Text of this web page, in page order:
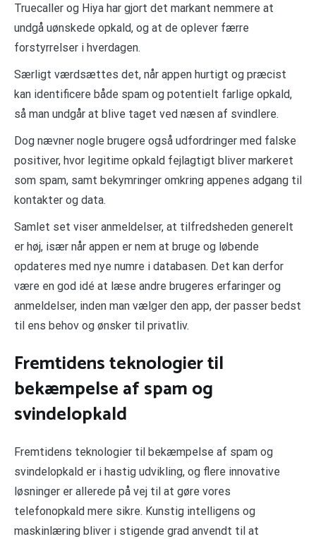
Truecaller og Hiya har gjort det markant nemmere at
undgå uønskede opkald, og at de oplever færre
forstyrrelser i hverdagen.
Særligt værdsættes det, når appen hurtigt og præcist
kan identificere både spam og potentielt farlige opkald,
så man undgår at blive taget ved næsen af svindlere.
Dog nævner nogle brugere også udfordringer med falske
positiver, hvor legitime opkald fejlagtigt bliver markeret
som spam, samt bekymringer omkring appenes adgang til
kontakter og data.
Samlet set viser anmeldelser, at tilfredsheden generelt
er høj, især når appen er nem at bruge og løbende
opdateres med nye numre i databasen. Det kan derfor
være en god idé at læse andre brugeres erfaringer og
anmeldelser, inden man vælger den app, der passer bedst
til ens behov og ønsker til privatliv.
Fremtidens teknologier til
bekæmpelse af spam og
svindelopkald
Fremtidens teknologier til bekæmpelse af spam og
svindelopkald er i hastig udvikling, og flere innovative
løsninger er allerede på vej til at gøre vores
telefonopkald mere sikre. Kunstig intelligens og
maskinlæring bliver i stigende grad anvendt til at